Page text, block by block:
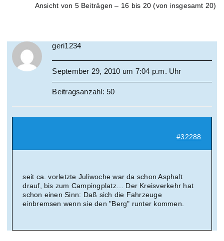
Ansicht von 5 Beiträgen – 16 bis 20 (von insgesamt 20)
geri1234
September 29, 2010 um 7:04 p.m. Uhr
Beitragsanzahl: 50
#32288
seit ca. vorletzte Juliwoche war da schon Asphalt
drauf, bis zum Campingplatz… Der Kreisverkehr hat
schon einen Sinn: Daß sich die Fahrzeuge
einbremsen wenn sie den "Berg" runter kommen.